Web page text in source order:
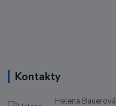
Kontakty
Helena Bauerová